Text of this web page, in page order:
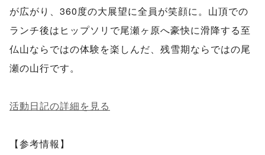
が広がり、360度の大展望に全員が笑顔に。山頂での
ランチ後はヒップソリで尾瀬ヶ原へ豪快に滑降する至
仏山ならではの体験を楽しんだ、残雪期ならではの尾
瀬の山行です。
活動日記の詳細を見る
【参考情報】